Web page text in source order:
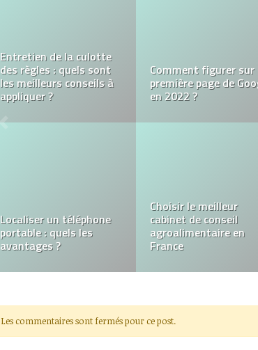
Entretien de la culotte
des règles : quels sont
les meilleurs conseils à
appliquer ?
Comment figurer sur
première page de
en 2022 ?
Localiser un téléphone
portable : quels les
avantages ?
Choisir le meilleur
cabinet de conseil
agroalimentaire en
France
Les commentaires sont fermés pour ce post.